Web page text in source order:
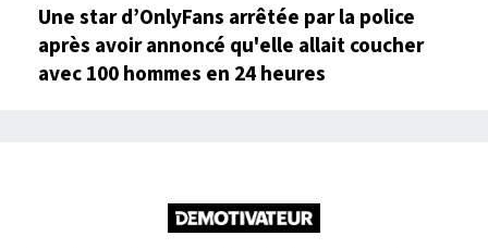
Une star d’OnlyFans arrêtée par la police
après avoir annoncé qu'elle allait coucher
avec 100 hommes en 24 heures